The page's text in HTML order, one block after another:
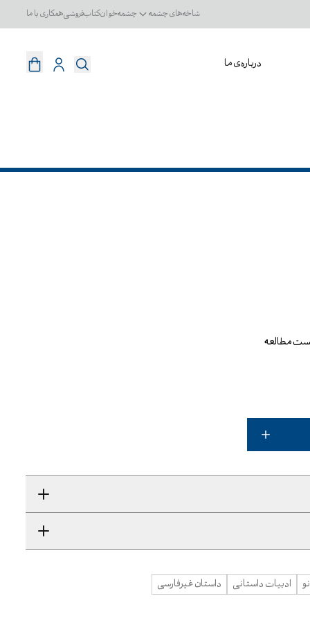
شاخه‌های چشمه چشمه‌خوانکتاب‌فروشیهمکاری با ما
درباره‌ی ما
مطالعه
ادبیات داستانی داستان غیرفارسی